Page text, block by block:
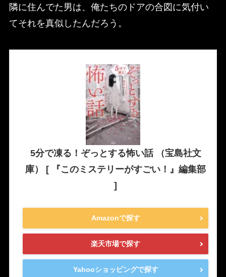
隣に住んでた男は、俺たちのドアの合図に気付い
てそれを真似したんだろう。
5分で凍る！ぞっとする怖い話 （宝島社文
庫） [ 『このミステリーがすごい！』編集部
]
Amazonで探す
楽天市場で探す
Yahooショッピングで探す